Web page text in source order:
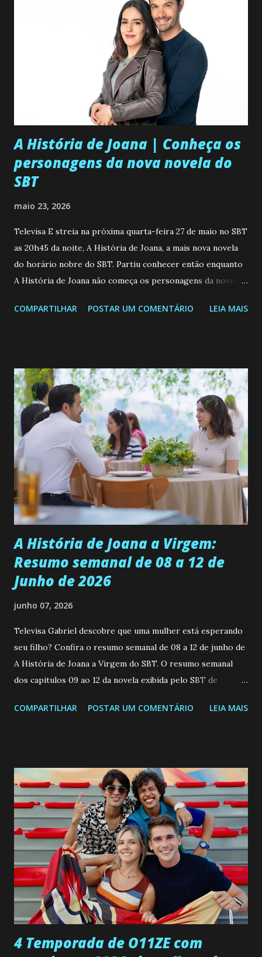
A História de Joana | Conheça os
personagens da nova novela do
SBT
maio 23, 2026
Televisa E streia na próxima quarta-feira 27 de maio no SBT
as 20h45 da noite, A História de Joana, a mais nova novela
do horário nobre do SBT. Partiu conhecer então enquanto
A História de Joana não começa os personagens da novela?
de 25/05/26 a 31/05/26 JOANA GUADALUPE (Camila
permanecer virgem até encontrar o homem que realmente
ama, o que não é fácil, já que dedica todas as suas energias a
se aprimorar, trabalhando, estudando e se orgulhando de
ser a primeira mulher da família a ingressar na
universidade. Ela tem uma personalidade muito alegre, é
muito madura para a idade, determinada, criativa e
empática. Detesta injustiças e é uma ótima amiga. Pode ser
teimosa e muito persistente quando decide fazer algo.
Durante um exame ginecológico, ela é inseminada por eng...
COMPARTILHAR POSTAR UM COMENTÁRIO LEIA MAIS
A História de Joana a Virgem:
Resumo semanal de 08 a 12 de
Junho de 2026
junho 07, 2026
Televisa Gabriel descobre que uma mulher está esperando
seu filho? Confira o resumo semanal de 08 a 12 de junho de
A História de Joana a Virgem do SBT. O resumo semanal
dos capitulos 09 ao 12 da novela exibida pelo SBT de
a Programação Semanal do SBT de 08/06/26 a 14/06/26
confessa a Gabriel que ele demonstrou ser o tipo de
pessoa que ela tanto desejou durante toda a vida. Camila
entra no quarto de Gabriel e imagina como seria o
encontro deles, quando conseguir seduzi-lo. Manuel avisa a
Paula sobre a suposta infidelidade de Gabriel com Joana.
Rogerio consegue se livrar de todas as suspeitas pelo
desaparecimento de Francisco, apontando que ele poderia
ter sido vítima da fúria de Gabriel. Artur informa a Gabriel
que a clínica inseminou por engano outra paciente, que está
...
COMPARTILHAR POSTAR UM COMENTÁRIO LEIA MAIS
4 Temporada de O11ZE com